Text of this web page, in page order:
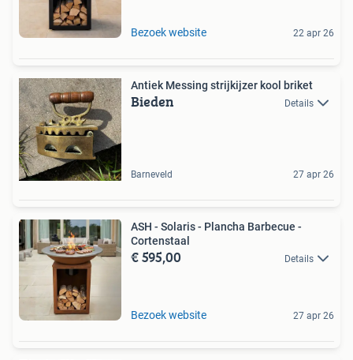
Bezoek website 22 apr 26
Antiek Messing strijkijzer kool briket
Bieden Details
Barneveld 27 apr 26
ASH - Solaris - Plancha Barbecue -
Cortenstaal
€ 595,00 Details
Bezoek website 27 apr 26